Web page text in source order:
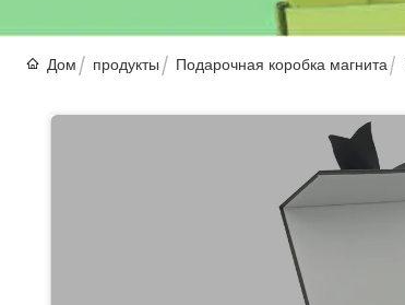
Дом продукты Подарочная коробка магнита